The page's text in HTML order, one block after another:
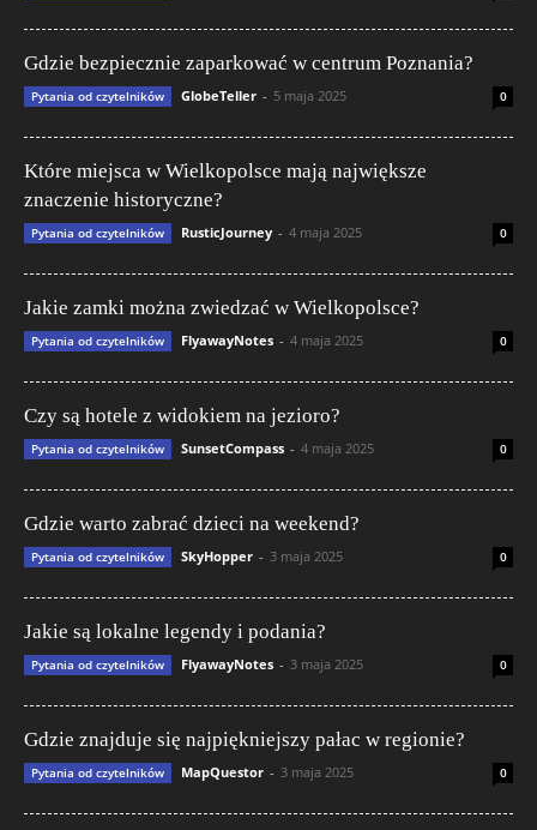
Gdzie bezpiecznie zaparkować w centrum Poznania?
Pytania od czytelników GlobeTeller - 5 maja 2025 0
Które miejsca w Wielkopolsce mają największe
znaczenie historyczne?
Pytania od czytelników RusticJourney - 4 maja 2025 0
Jakie zamki można zwiedzać w Wielkopolsce?
Pytania od czytelników FlyawayNotes - 4 maja 2025 0
Czy są hotele z widokiem na jezioro?
Pytania od czytelników SunsetCompass - 4 maja 2025 0
Gdzie warto zabrać dzieci na weekend?
Pytania od czytelników SkyHopper - 3 maja 2025 0
Jakie są lokalne legendy i podania?
Pytania od czytelników FlyawayNotes - 3 maja 2025 0
Gdzie znajduje się najpiękniejszy pałac w regionie?
Pytania od czytelników MapQuestor - 3 maja 2025 0